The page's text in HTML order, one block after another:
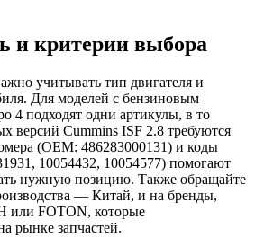
и критерии выбора
учитывать тип двигателя и
Для моделей с бензиновым
4 подходят одни артикулы, в то
версий Cummins ISF 2.8 требуются
(OEM: 486283000131) и коды
10054432, 10054577) помогают
нужную позицию. Также обращайте
— Китай, и на бренды,
или FOTON, которые
рынке запчастей.